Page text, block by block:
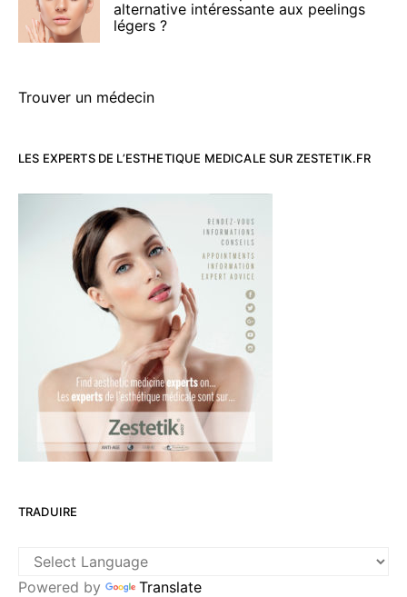
alternative intéressante aux peelings
légers ?
Trouver un médecin
LES EXPERTS DE L’ESTHETIQUE MEDICALE SUR ZESTETIK.FR
TRADUIRE
Powered by Translate